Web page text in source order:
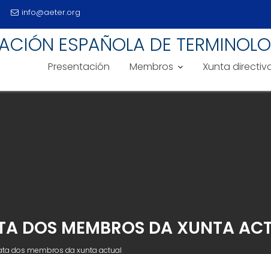
info@aeter.org
ESPAÑOLA DE
Presentación Membros Xunta
DOS MEMBROS DA XUNTA
dos membros da xunta actual